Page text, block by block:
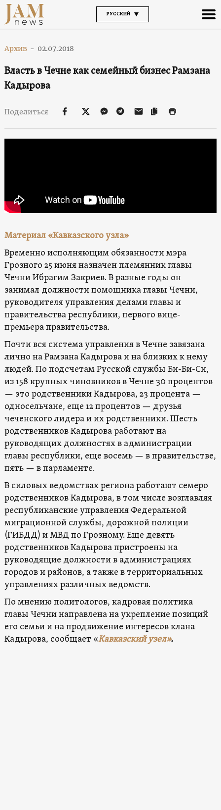
РУССКИЙ
Архив - 02.07.2018
Власть в Чечне как семейный бизнес Рамзана
Кадырова
Поделиться
Материал «Кавказского узла»
Временно исполняющим обязанности мэра
Грозного 25 июня назначен племянник главы
Чечни Ибрагим Закриев. В разные годы он
занимал должности помощника главы Чечни,
руководителя управления делами главы и
правительства республики, первого вице-
премьера правительства.
Почти вся система управления в Чечне завязана
лично на Рамзана Кадырова и на близких к нему
людей. По подсчетам Русской службы Би-Би-Си,
из 158 крупных чиновников в Чечне 30 процентов
— это родственники Кадырова, 23 процента —
односельчане, еще 12 процентов — друзья
чеченского лидера и их родственники. Шесть
родственников Кадырова работают на
руководящих должностях в администрации
главы республики, еще восемь — в правительстве,
пять — в парламенте.
В силовых ведомствах региона работают семеро
родственников Кадырова, в том числе возглавляя
республиканские управления Федеральной
миграционной службы, дорожной полиции
(ГИБДД) и МВД по Грозному. Еще девять
родственников Кадырова пристроены на
руководящие должности в администрациях
городов и районов, а также в территориальных
управлениях различных ведомств.
По мнению политологов, кадровая политика
главы Чечни направлена на укрепление позиций
его семьи и на продвижение интересов клана
Кадырова, сообщает «Кавказский узел».